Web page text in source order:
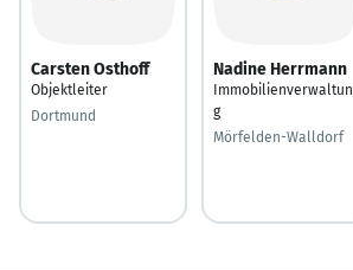
Carsten Osthoff
Objektleiter
Dortmund
Nadine Herrmann
Immobilienverwaltun
g
Mörfelden-Walldorf